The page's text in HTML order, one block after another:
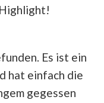
Es ist ein
hat einfach die
gegessen